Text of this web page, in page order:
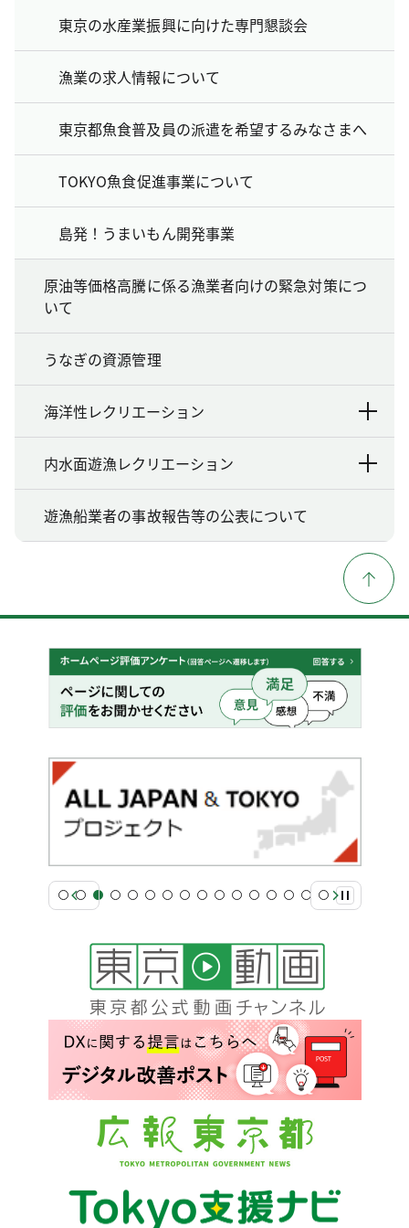
東京の水産業振興に向けた専門懇談会
漁業の求人情報について
東京都魚食普及員の派遣を希望するみなさまへ
TOKYO魚食促進事業について
島発！うまいもん開発事業
原油等価格高騰に係る漁業者向けの緊急対策につ
いて
うなぎの資源管理
海洋性レクリエーション
内水面遊漁レクリエーション
遊漁船業者の事故報告等の公表について